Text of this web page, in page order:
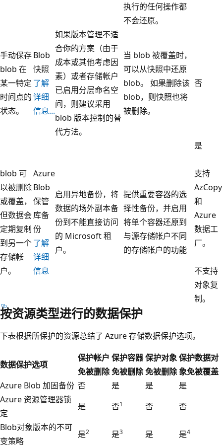
执行的任何操作都
不会还原。
手动保存
blob 在
某一特定
时间点的
状态。
Blob
快照
了解
详细
信息...
如果版本管理不适
合你的方案（由于
成本或其他考虑因
素）或者存储帐户
已启用分层命名空
间，则建议采用
blob 版本控制的替
代方法。
当 blob 被覆盖时，
可以从快照中还原
blob。 如果删除该
blob，则快照也将
被删除。
否
blob 可
以被删除
或覆盖，
但数据会
定期复制
到另一个
存储帐
户。
Azure
Blob
保管
库备
份
了解
详细
信息
启用异地备份，将
数据的场外副本备
份到不能直接访问
的 Microsoft 租
户。
提供重要容器的选
择性备份，并启用
将单个容器还原到
与源存储帐户不同
的存储帐户的功能
是
支持
AzCopy
和
Azure
数据工
厂。
不支持
对象复
制。
按资源类型进行的数据保护
下表根据所保护的资源总结了 Azure 存储数据保护选项。
数据保护选项
保护帐户
免被删除
保护容器
免被删除
保护对象
免被删除
保护数据对
象免被覆盖
Azure Blob 加固备份 否 是 是
是
Azure 资源管理器锁
定
是 否1 否
否
Blob对象版本的不可
变策略
是2 是3 是 是4